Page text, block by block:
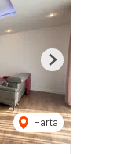
Harta
Next